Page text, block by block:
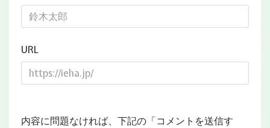
URL
内容に問題なければ、下記の「コメントを送信す